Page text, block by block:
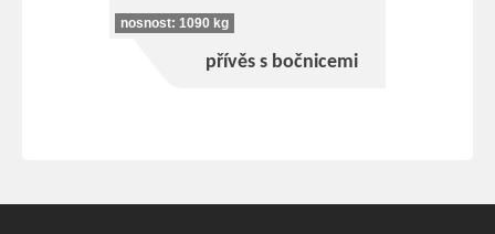
nosnost: 1090 kg
přívěs s bočnicemi